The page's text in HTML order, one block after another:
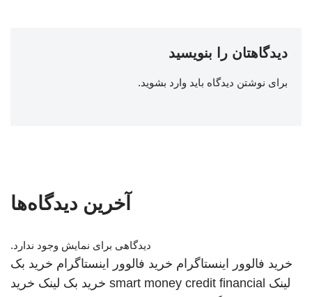
دیدگاهتان را بنویسید
برای نوشتن دیدگاه باید وارد بشوید.
آخرین دیدگاه‌ها
دیدگاهی برای نمایش وجود ندارد.
خرید فالوور اینستاگرام خرید فالوور اینستاگرام خرید بک
لینک smart money credit financial خرید بک لینک خرید